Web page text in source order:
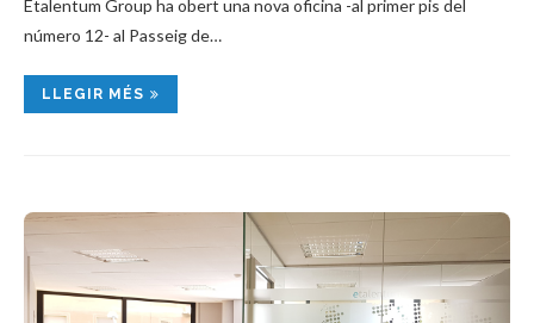
Etalentum Group ha obert una nova oficina -al primer pis del
número 12- al Passeig de…
LLEGIR MÉS